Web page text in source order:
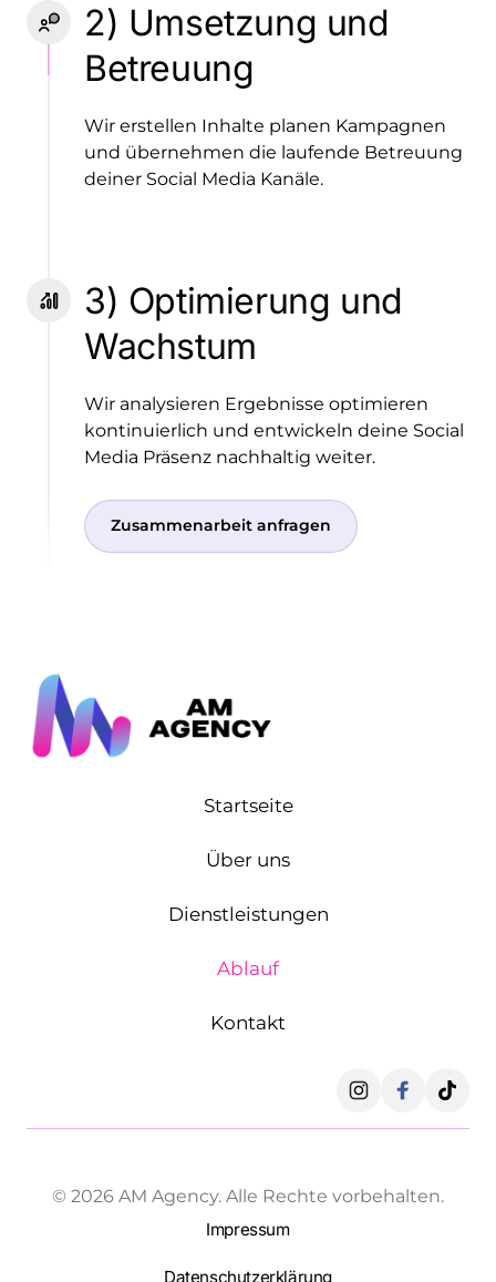
2) Umsetzung und
Betreuung
Wir erstellen Inhalte planen Kampagnen
und übernehmen die laufende Betreuung
3) Optimierung und
Wachstum
Wir analysieren Ergebnisse optimieren
kontinuierlich und entwickeln deine Social
Zusammenarbeit anfragen
Startseite
Über uns
Dienstleistungen
Ablauf
Kontakt
© 2026 AM Agency. Alle Rechte vorbehalten.
Impressum
Datenschutzerklärung